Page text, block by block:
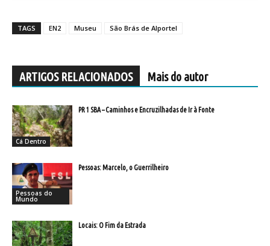
TAGS EN2 Museu São Brás de Alportel
ARTIGOS RELACIONADOS Mais do autor
Cá Dentro
PR 1 SBA – Caminhos e Encruzilhadas de Ir à Fonte
Pessoas do
Mundo
Pessoas: Marcelo, o Guerrilheiro
Locais: O Fim da Estrada